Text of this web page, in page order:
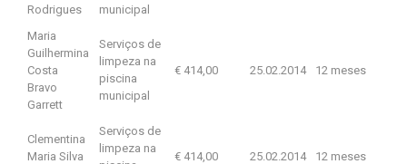
Rodrigues
municipal
Maria
Guilhermina
Costa
Bravo
Garrett
Serviços de
limpeza na
piscina
municipal
€ 414,00 25.02.2014 12 meses
Clementina
Maria Silva
Serviços de
limpeza na
€ 414,00 25.02.2014 12 meses